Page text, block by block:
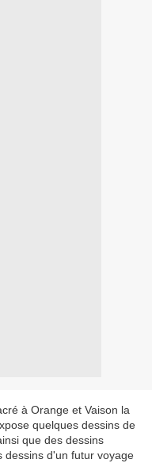
à Orange et Vaison la
quelques dessins de
que des dessins
dessins d'un futur voyage